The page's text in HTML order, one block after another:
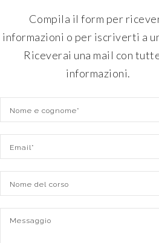
Compila il form per
informazioni o per iscriverti a
Riceverai una mail con
informazioni.